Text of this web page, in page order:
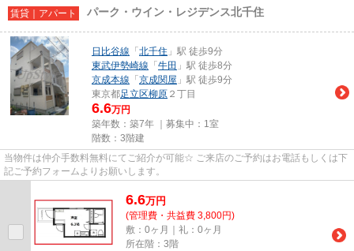
賃貸｜アパート パーク・ウイン・レジデンス北千住
日比谷線 「 北千住 」駅 徒歩9分
東武伊勢崎線 「 牛田 」駅 徒歩8分
京成本線 「 京成関屋 」駅 徒歩9分
東京都足立区柳原 ２丁目
6.6万円
築年数：築7年 ｜募集中： 1室
階数：3階建
当物件は仲介手数料無料にてご紹介が可能☆ ご来店のご予約はお電話もしくは下
記ご予約フォームよりお願いします。
6.6万円
(管理費・共益費 3,800円)
敷：0ヶ月｜礼：0ヶ月
所在階：3階